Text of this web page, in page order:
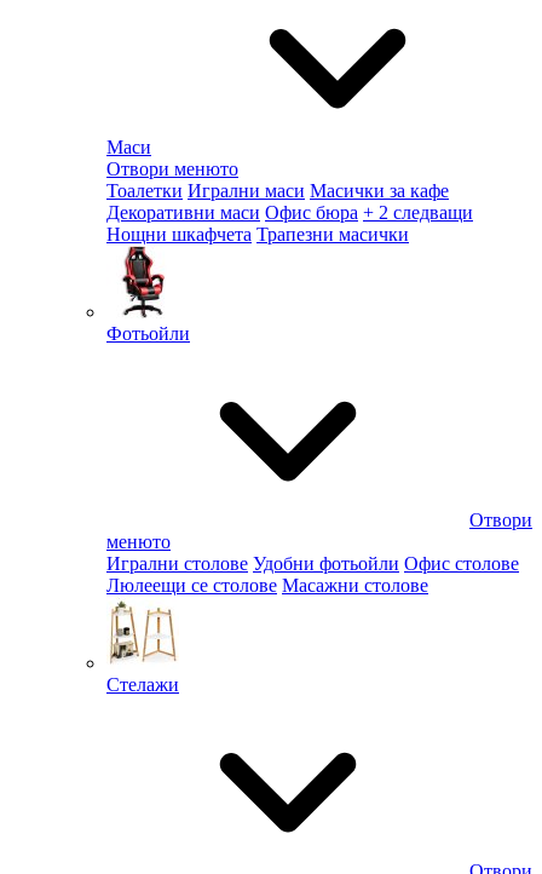
Маси
Отвори менюто
Тоалетки Игрални маси Масички за кафе
Декоративни маси Офис бюра + 2 следващи
Нощни шкафчета Трапезни масички
Фотьойли
Отвори
менюто
Игрални столове Удобни фотьойли Офис столове
Люлеещи се столове Масажни столове
Стелажи